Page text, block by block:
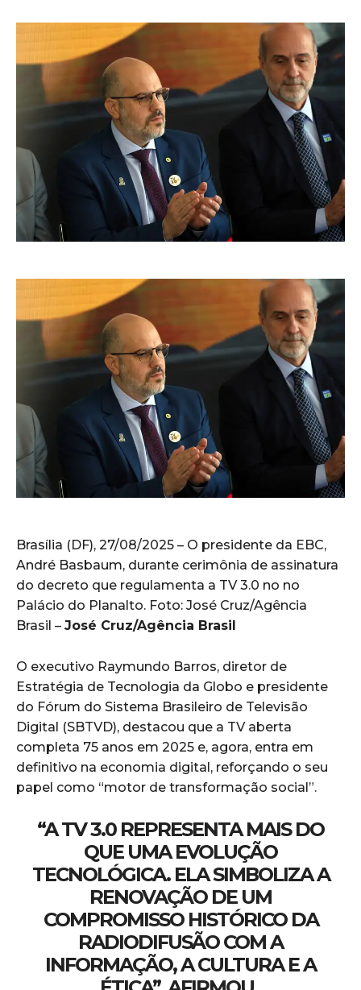
Brasília (DF), 27/08/2025 – O presidente da EBC,
André Basbaum, durante cerimônia de assinatura
do decreto que regulamenta a TV 3.0 no no
Palácio do Planalto. Foto: José Cruz/Agência
Brasil – José Cruz/Agência Brasil
O executivo Raymundo Barros, diretor de
Estratégia de Tecnologia da Globo e presidente
do Fórum do Sistema Brasileiro de Televisão
Digital (SBTVD), destacou que a TV aberta
completa 75 anos em 2025 e, agora, entra em
definitivo na economia digital, reforçando o seu
papel como “motor de transformação social”.
“A TV 3.0 REPRESENTA MAIS DO
QUE UMA EVOLUÇÃO
TECNOLÓGICA. ELA SIMBOLIZA A
RENOVAÇÃO DE UM
COMPROMISSO HISTÓRICO DA
RADIODIFUSÃO COM A
INFORMAÇÃO, A CULTURA E A